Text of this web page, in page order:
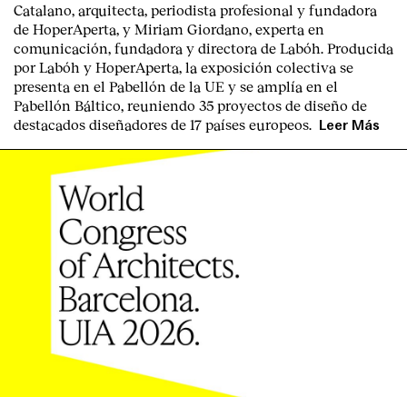
Catalano, arquitecta, periodista profesional y fundadora
de HoperAperta, y Miriam Giordano, experta en
comunicación, fundadora y directora de Labóh. Producida
porLabóh y HoperAperta, la exposición colectiva se
presenta en el Pabellón de la UE y se amplía en el
Pabellón Báltico, reuniendo 35 proyectos de diseño de
destacados diseñadores de 17 países europeos. Leer Más